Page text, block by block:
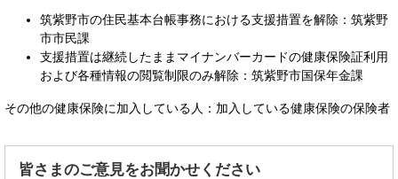
筑紫野市の住民基本台帳事務における支援措置を解除：筑紫野
市市民課
支援措置は継続したままマイナンバーカードの健康保険証利用
および各種情報の閲覧制限のみ解除：筑紫野市国保年金課
その他の健康保険に加入している人：加入している健康保険の保険者
皆さまのご意見をお聞かせください